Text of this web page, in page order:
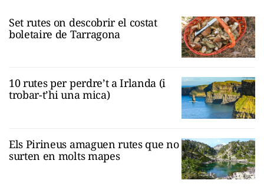
Set rutes on descobrir el costat
boletaire de Tarragona
10 rutes per perdre’t a Irlanda (i
trobar-t’hi una mica)
Els Pirineus amaguen rutes que no
surten en molts mapes